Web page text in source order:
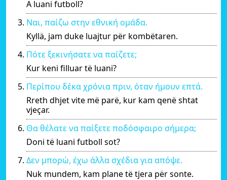
A luani futboll?
Ναι, παίζω στην εθνική ομάδα.
Kyllä, jam duke luajtur për kombëtaren.
Πότε ξεκινήσατε να παίζετε;
Kur keni filluar të luani?
Περίπου δέκα χρόνια πριν, όταν ήμουν επτά.
Rreth dhjet vite më parë, kur kam qenë shtat
vjeçar.
Θα θέλατε να παίξετε ποδόσφαιρο σήμερα;
Doni të luani futboll sot?
Δεν μπορώ, έχω άλλα σχέδια για απόψε.
Nuk mundem, kam plane të tjera për sonte.